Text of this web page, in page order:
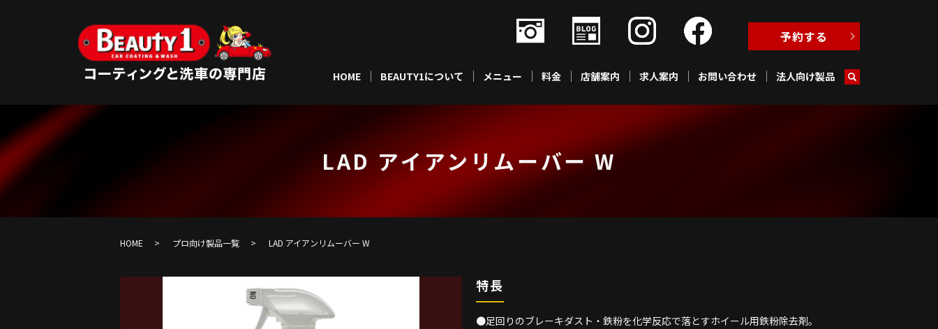
HOME BEAUTY1について メニュー 料金 店舗案内 求人案内 お問い合わせ 法人向け製品
予約する
LAD アイアンリムーバー W
HOME プロ向け製品一覧 LAD アイアンリムーバー W
特長
●足回りのブレーキダスト・鉄粉を化学反応で落とすホイール用鉄粉除去剤。